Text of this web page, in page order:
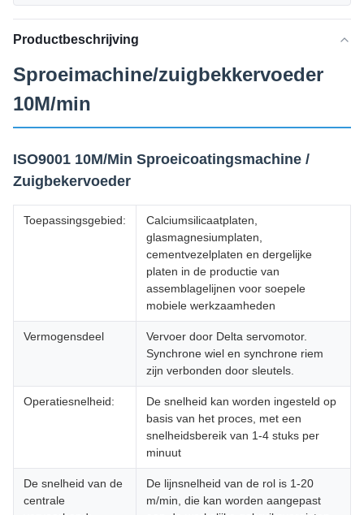
Productbeschrijving
Sproeimachine/zuigbekkervoeder
10M/min
ISO9001 10M/Min Sproeicoatingsmachine /
Zuigbekervoeder
Toepassingsgebied:
Calciumsilicaatplaten,
glasmagnesiumplaten,
cementvezelplaten en dergelijke
platen in de productie van
assemblagelijnen voor soepele
mobiele werkzaamheden
Vermogensdeel
Vervoer door Delta servomotor.
Synchrone wiel en synchrone riem
zijn verbonden door sleutels.
Operatiesnelheid:
De snelheid kan worden ingesteld op
basis van het proces, met een
snelheidsbereik van 1-4 stuks per
minuut
De snelheid van de
centrale
De lijnsnelheid van de rol is 1-20
m/min, die kan worden aangepast